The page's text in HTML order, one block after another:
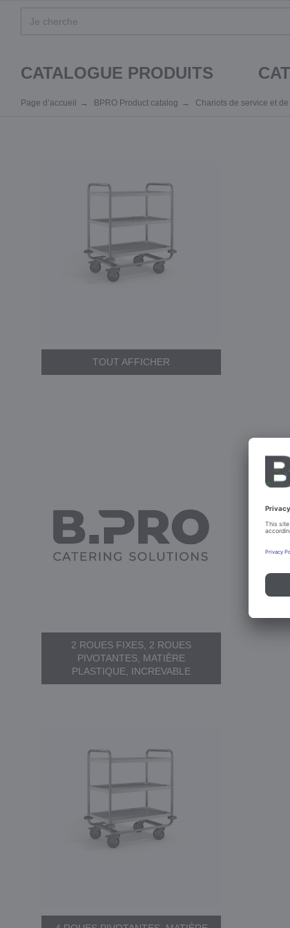
CATALOGUE PRODUITS
Page d’accueil BPRO Product catalog Chariots de service et
TOUT AFFICHER
2 ROUES FIXES, 2 ROUES
PIVOTANTES, MATIÈRE
PLASTIQUE, INCREVABLE